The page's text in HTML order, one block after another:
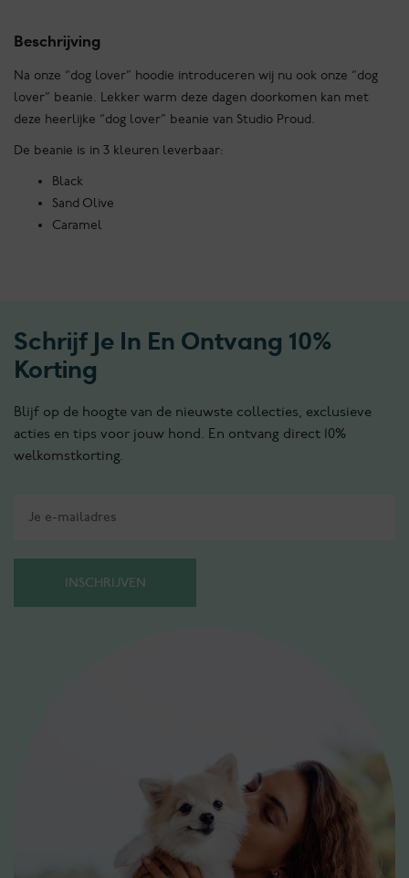
Beschrijving
Na onze “dog lover” hoodie introduceren wij nu ook onze “dog
lover” beanie. Lekker warm deze dagen doorkomen kan met
deze heerlijke “dog lover” beanie van Studio Proud.
De beanie is in 3 kleuren leverbaar:
Black
Sand Olive
Caramel
Schrijf Je In En Ontvang 10%
Korting
Blijf op de hoogte van de nieuwste collecties, exclusieve
acties en tips voor jouw hond. En ontvang direct 10%
welkomstkorting.